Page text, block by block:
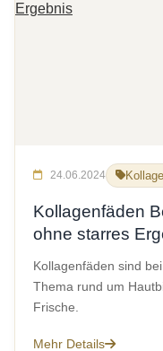
24.06.2024
Kollagenfäden
ohne starres
Kollagenfäden sind
Thema rund um
Frische.
Mehr Details